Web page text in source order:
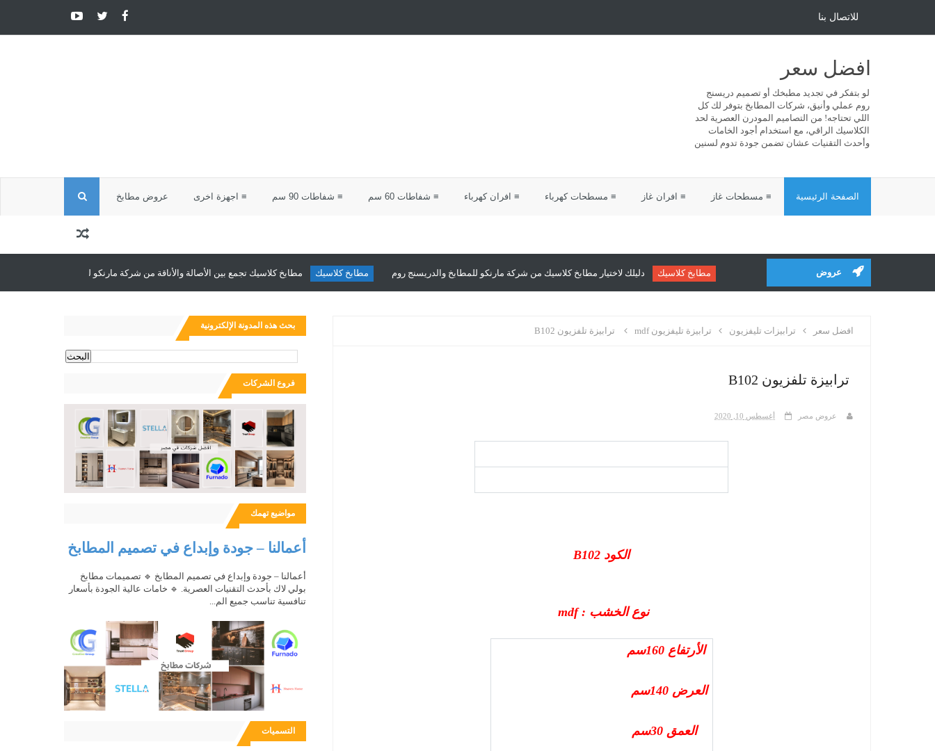
للاتصال بنا
افضل سعر
لو بتفكر في تجديد مطبخك أو تصميم دريسنج
روم عملي وأنيق، شركات المطابخ بتوفر لك كل
اللي تحتاجه! من التصاميم المودرن العصرية لحد
الكلاسيك الراقي، مع استخدام أجود الخامات
وأحدث التقنيات عشان تضمن جودة تدوم لسنين
الصفحة الرئيسية ≡ مسطحات غاز ≡ افران غاز ≡ مسطحات كهرباء ≡ افران كهرباء ≡ شفاطات 60 سم ≡ شفاطات 90 سم ≡ اجهزة اخرى عروض مطابخ ا
ل
ث
عروض مطابخ كلاسيك دليلك لاختيار مطابخ كلاسيك من شركة مارنكو للمطابخ والدريسنج روم مطابخ كلاسيك مطابخ كلاسيك تجمع بين الأصالة والأناقة من شركة مارنكو للمطابخ والدريسنج روم
افضل سعر ترابيزات تليفزيون ترابيزة تليفزيون mdf ترابيزة تلفزيون B102
ترابيزة تلفزيون B102
عروض مصر أغسطس 10, 2020
الكود B102
نوع الخشب : mdf
الأرتفاع 160سم
العرض 140سم
العمق 30سم
بحث هذه المدونة الإلكترونية
فروع الشركات
مواضيع تهمك
أعمالنا – جودة وإبداع في تصميم المطابخ
أعمالنا – جودة وإبداع في تصميم المطابخ 🔹 تصميمات مطابخ
بولي لاك بأحدث التقنيات العصرية. 🔹 خامات عالية الجودة بأسعار
تنافسية تناسب جميع الم...
التسميات